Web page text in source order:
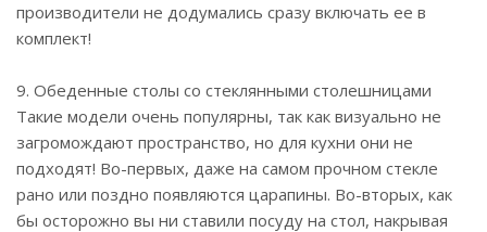
производители не додумались сразу включать ее в
комплект!
9. Обеденные столы со стеклянными столешницами
Такие модели очень популярны, так как визуально не
загромождают пространство, но для кухни они не
подходят! Во-первых, даже на самом прочном стекле
рано или поздно появляются царапины. Во-вторых, как
бы осторожно вы ни ставили посуду на стол, накрывая